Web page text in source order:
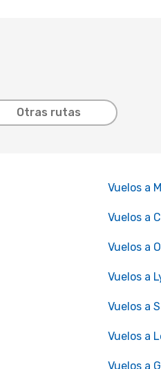
Otras rutas
Vuelos a
Vuelos a
Vuelos a
Vuelos a
Vuelos a
Vuelos a
Vuelos a